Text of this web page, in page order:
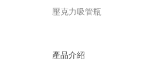
壓克力吸管瓶
產品介紹